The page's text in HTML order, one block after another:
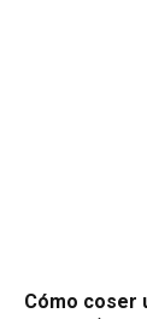
Cómo coser